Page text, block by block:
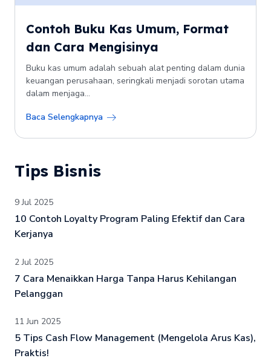
Contoh Buku Kas Umum, Format
dan Cara Mengisinya
Buku kas umum adalah sebuah alat penting dalam dunia
keuangan perusahaan, seringkali menjadi sorotan utama
dalam menjaga...
Baca Selengkapnya
Tips Bisnis
9 Jul 2025
10 Contoh Loyalty Program Paling Efektif dan Cara
Kerjanya
2 Jul 2025
7 Cara Menaikkan Harga Tanpa Harus Kehilangan
Pelanggan
11 Jun 2025
5 Tips Cash Flow Management (Mengelola Arus Kas),
Praktis!